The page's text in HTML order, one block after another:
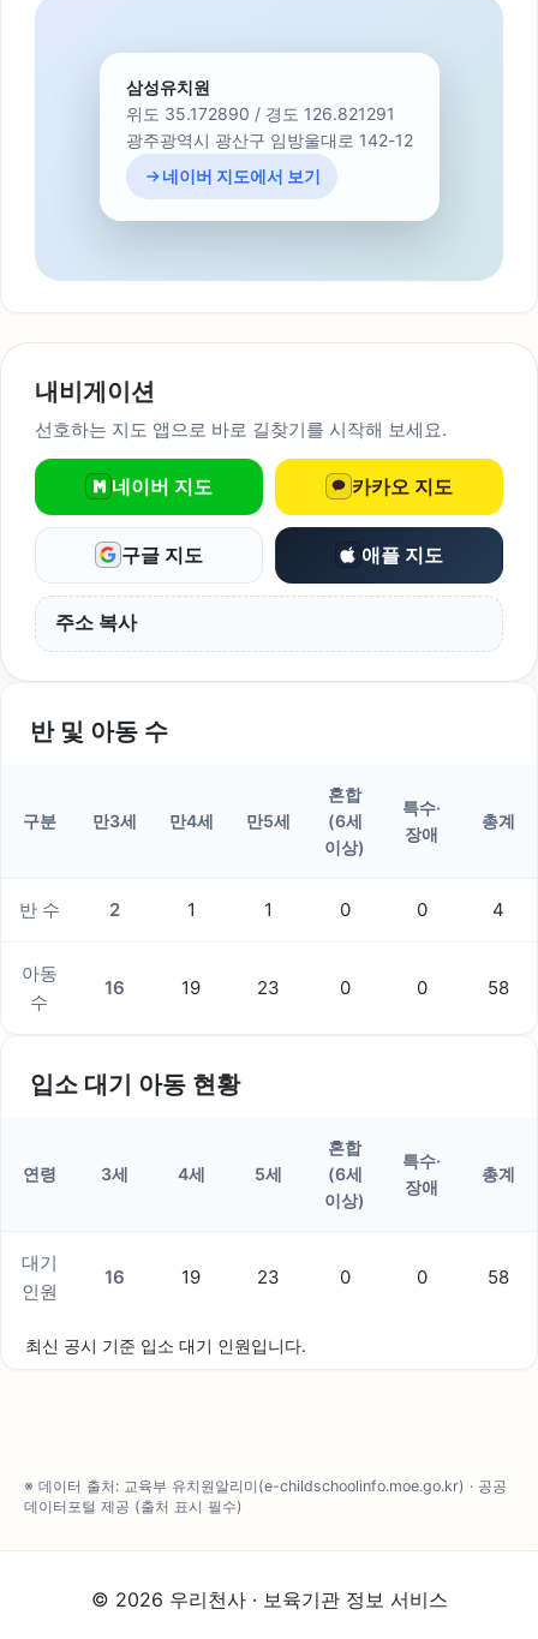
삼성유치원
위도 35.172890 / 경도 126.821291
광주광역시 광산구 임방울대로 142-12
네이버 지도에서 보기
내비게이션
선호하는 지도 앱으로 바로 길찾기를 시작해 보세요.
네이버 지도 카카오 지도
구글 지도 애플 지도
주소 복사
반 및 아동 수
구분 만3세 만4세 만5세
혼합
(6세
이상)
특수·
장애
총계
반 수 2 1 1 0 0 4
아동
수
16 19 23 0 0 58
입소 대기 아동 현황
연령 3세 4세 5세
혼합
(6세
이상)
특수·
장애
총계
대기
인원
16 19 23 0 0 58
최신 공시 기준 입소 대기 인원입니다.
※ 데이터 출처: 교육부 유치원알리미(e-childschoolinfo.moe.go.kr) · 공공
데이터포털 제공 (출처 표시 필수)
© 2026 우리천사 · 보육기관 정보 서비스